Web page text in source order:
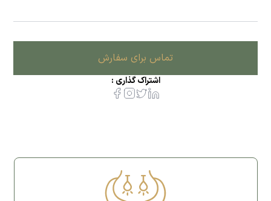
تماس برای سفارش
اشتراک گذاری :